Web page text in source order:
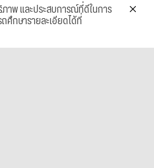
าพ และประสบการณ์ที่ดีในการ
กษารายละเอียดได้ที่